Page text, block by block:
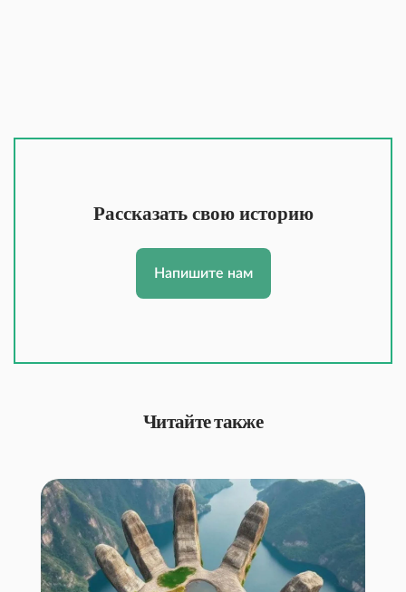
Рассказать свою историю
Напишите нам
Читайте также